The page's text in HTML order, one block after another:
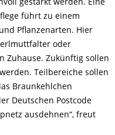
führt zu einem
Pflanzenarten. Hier
oder
Zuhause. Zukünftig sollen
Teilbereiche sollen
Braunkehlchen
Deutschen Postcode
ausdehnen“, freut